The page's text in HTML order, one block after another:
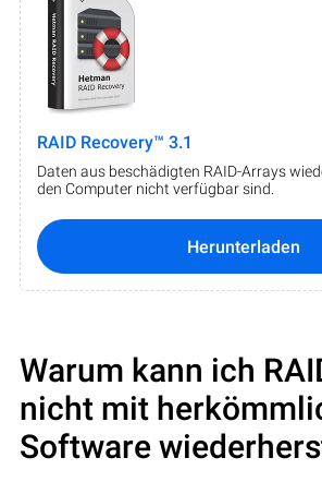
RAID Recovery™ 3.1
Daten aus beschädigten RAID-Arrays
den Computer nicht verfügbar sind.
Herunterladen
Warum kann ich
nicht mit
Software